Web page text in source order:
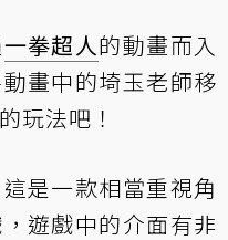
一拳超人的動畫而入
畫中的埼玉老師移
玩法吧！
是一款相當重視角
遊戲中的介面有非